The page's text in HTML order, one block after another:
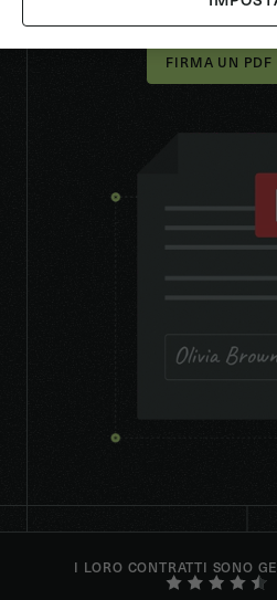
I LORO CONTRATTI SONO